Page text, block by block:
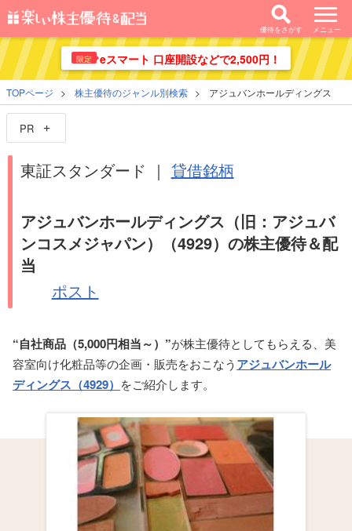
優待をさがす メニュー
限定 eスマート 口座開設などで2,500円！
TOPページ 株主優待のジャンル別検索 アジュバンホールディングス
PR
東証スタンダード ｜ 貸借銘柄
アジュバンホールディングス （旧：アジュバ
ンコスメジャパン）
（4929）の株主優待＆配
当
ポスト
“自社商品（5,000円相当～）”が株主優待としてもらえる、美
容室向け化粧品等の企画・販売をおこなう アジュバンホール
ディングス（4929） をご紹介します。